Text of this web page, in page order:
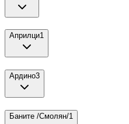
Априлци1
Ардино3
Баните /Смолян/1